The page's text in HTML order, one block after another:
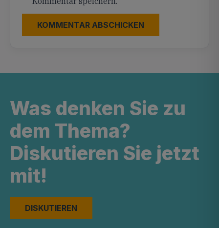
Was denken Sie zu
dem Thema?
Diskutieren Sie jetzt
mit!
DISKUTIEREN